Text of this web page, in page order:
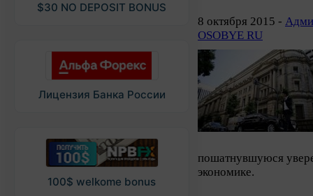
$30 NO DEPOSIT BONUS
Лицензия Банка России
100$ welkome bonus
8 октября 2015 -
OSOBYE RU
пошатнувшуюся
экономике.